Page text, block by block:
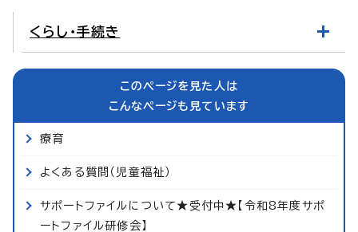
くらし・手続き
このページを見た人は
こんなページも見ています
療育
よくある質問（児童福祉）
サポートファイルについて★受付中★【令和8年度サポ
ートファイル研修会】